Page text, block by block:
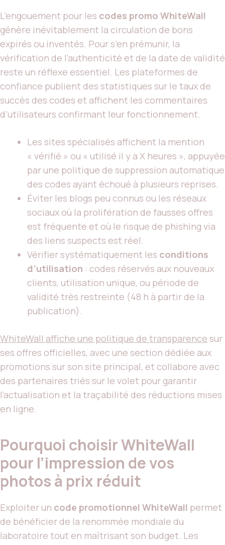
L’engouement pour les codes promo WhiteWall
génère inévitablement la circulation de bons
expirés ou inventés. Pour s’en prémunir, la
vérification de l’authenticité et de la date de validité
reste un réflexe essentiel. Les plateformes de
confiance publient des statistiques sur le taux de
succès des codes et affichent les commentaires
d’utilisateurs confirmant leur fonctionnement.
Les sites spécialisés affichent la mention
« vérifié » ou « utilisé il y a X heures », appuyée
par une politique de suppression automatique
des codes ayant échoué à plusieurs reprises.
Éviter les blogs peu connus ou les réseaux
sociaux où la prolifération de fausses offres
est fréquente et où le risque de phishing via
des liens suspects est réel.
Vérifier systématiquement les conditions
d’utilisation : codes réservés aux nouveaux
clients, utilisation unique, ou période de
validité très restreinte (48 h à partir de la
publication).
WhiteWall affiche une politique de transparence sur
ses offres officielles, avec une section dédiée aux
promotions sur son site principal, et collabore avec
des partenaires triés sur le volet pour garantir
l’actualisation et la traçabilité des réductions mises
en ligne.
Pourquoi choisir WhiteWall
pour l’impression de vos
photos à prix réduit
Exploiter un code promotionnel WhiteWall permet
de bénéficier de la renommée mondiale du
laboratoire tout en maîtrisant son budget. Les